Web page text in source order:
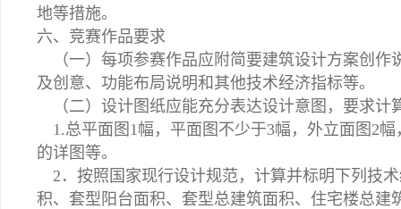
地等措施。
六、竞赛作品要求
（一）每项参赛作品应附简要建筑设计方案创作
及创意、功能布局说明和其他技术经济指标等。
（二）设计图纸应能充分表达设计意图，要求计
1.总平面图1幅，平面图不少于3幅，外立面图2
的详图等。
2．按照国家现行设计规范，计算并标明下列技
积、套型阳台面积、套型总建筑面积、住宅楼总建